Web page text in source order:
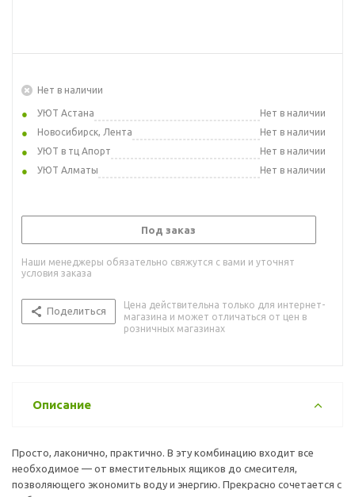
Нет в наличии
УЮТ Астана
Нет в наличии
Новосибирск, Лента
Нет в наличии
УЮТ в тц Апорт
Нет в наличии
УЮТ Алматы
Нет в наличии
Под заказ
Наши менеджеры обязательно свяжутся с вами и уточнят
условия заказа
Поделиться
Цена действительна только для интернет-
магазина и может отличаться от цен в
розничных магазинах
Описание
Просто, лаконично, практично. В эту комбинацию входит все
необходимое — от вместительных ящиков до смесителя,
позволяющего экономить воду и энергию. Прекрасно сочетается с